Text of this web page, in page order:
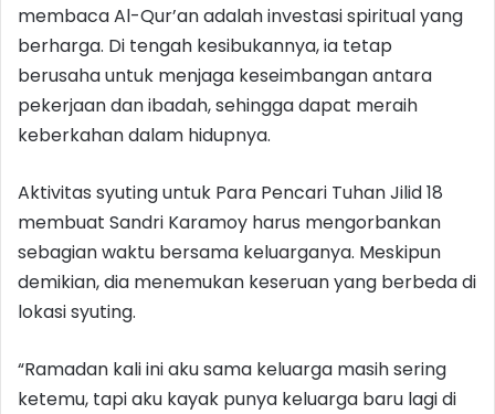
membaca Al-Qur’an adalah investasi spiritual yang
berharga. Di tengah kesibukannya, ia tetap
berusaha untuk menjaga keseimbangan antara
pekerjaan dan ibadah, sehingga dapat meraih
keberkahan dalam hidupnya.
Aktivitas syuting untuk Para Pencari Tuhan Jilid 18
membuat Sandri Karamoy harus mengorbankan
sebagian waktu bersama keluarganya. Meskipun
demikian, dia menemukan keseruan yang berbeda di
lokasi syuting.
“Ramadan kali ini aku sama keluarga masih sering
ketemu, tapi aku kayak punya keluarga baru lagi di